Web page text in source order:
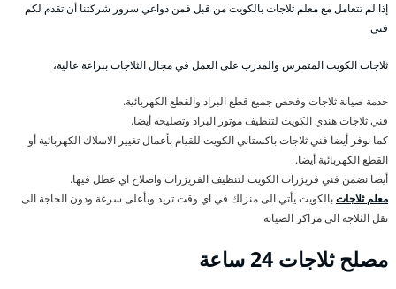
إذا لم تتعامل مع معلم ثلاجات بالكويت من قبل فمن دواعي سرور شركتنا أن تقدم لكم
فني
ثلاجات الكويت المتمرس والمدرب على العمل في مجال الثلاجات ببراعة عالية،
خدمة صيانة ثلاجات وفحص جميع قطع البراد والقطع الكهربائية.
فني ثلاجات هندي الكويت لتنظيف موتور البراد وتصليحه أيضا.
كما نوفر أيضا فني ثلاجات باكستاني الكويت للقيام بأعمال تغيير الاسلاك الكهربائية أو
القطع الكهربائية أيضا.
أيضا نضمن فني فريزرات الكويت لتنظيف الفريزرات واصلاح اي عطل فيها.
معلم ثلاجاتبالكويت يأتي الى منزلك في اي وقت تريد وبأعلى سرعة ودون الحاجة الى
نقل الثلاجة الى مراكز الصيانة
مصلح ثلاجات 24 ساعة